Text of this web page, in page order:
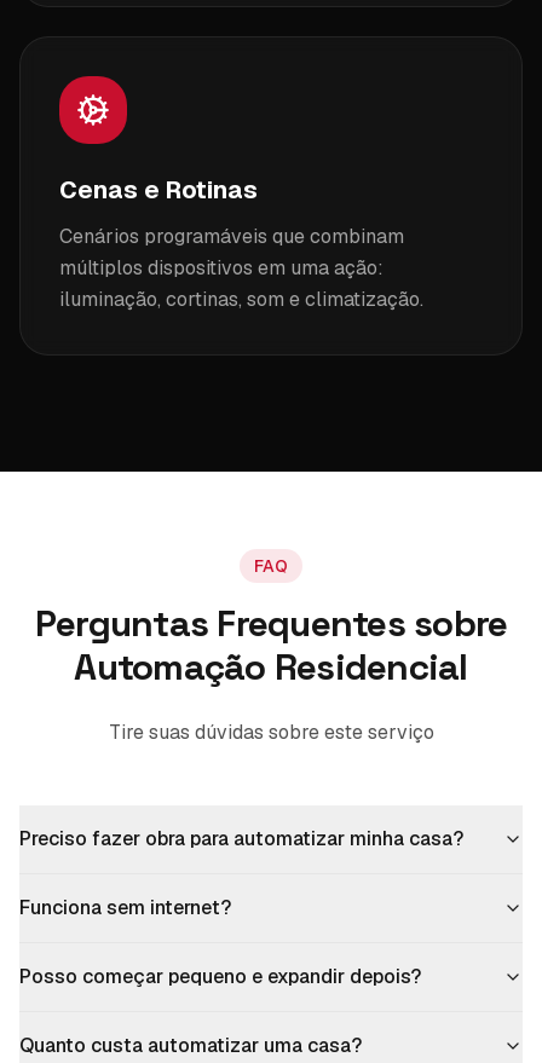
Cenas e Rotinas
Cenários programáveis que combinam
múltiplos dispositivos em uma ação:
iluminação, cortinas, som e climatização.
FAQ
Perguntas Frequentes sobre
Automação Residencial
Tire suas dúvidas sobre este serviço
Preciso fazer obra para automatizar minha casa?
Funciona sem internet?
Posso começar pequeno e expandir depois?
Quanto custa automatizar uma casa?